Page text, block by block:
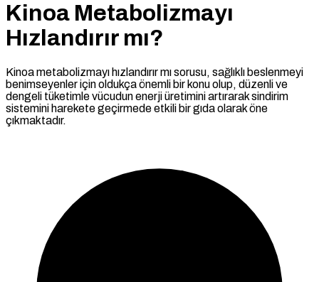
Kinoa Metabolizmayı
Hızlandırır mı?
Kinoa metabolizmayı hızlandırır mı sorusu, sağlıklı beslenmeyi
benimseyenler için oldukça önemli bir konu olup, düzenli ve
dengeli tüketimle vücudun enerji üretimini artırarak sindirim
sistemini harekete geçirmede etkili bir gıda olarak öne
çıkmaktadır.